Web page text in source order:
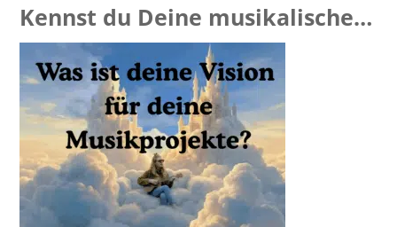
Kennst du Deine musikalische
Vision?